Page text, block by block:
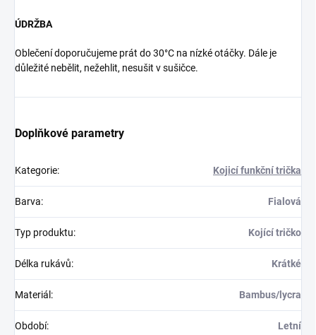
ÚDRŽBA
Oblečení doporučujeme prát do 30°C na nízké otáčky. Dále je
důležité nebělit, nežehlit, nesušit v sušičce.
Doplňkové parametry
Kategorie: Kojicí funkční trička
Barva: Fialová
Typ produktu: Kojící tričko
Délka rukávů: Krátké
Materiál : Bambus/lycra
Období: Letní